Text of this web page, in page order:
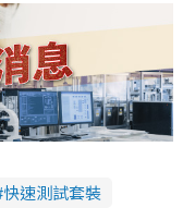
快速測試套裝